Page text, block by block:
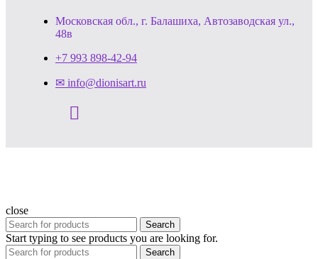
Московская обл., г. Балашиха, Автозаводская ул.,
48в
+7 993 898-42-94
✉ info@dionisart.ru
close
Search
Start typing to see products you are looking for.
Search